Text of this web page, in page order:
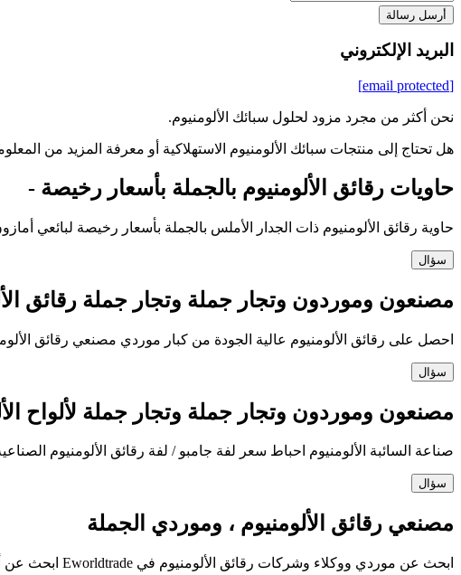
أرسل رسالة
البريد الإلكتروني
[email protected]
نحن أكثر من مجرد مزود لحلول سبائك الألومنيوم.
هل تحتاج إلى منتجات سبائك الألومنيوم الاستهلاكية أو معرفة المزيد من
حاويات رقائق الألومنيوم بالجملة بأسعار رخيصة -
حاوية رقائق الألومنيوم ذات الجدار الأملس بالجملة بأسعار رخيصة لبائعي
سؤال
مصنعون وموردون وتجار جملة وتجار جملة رقائق
احصل على رقائق الألومنيوم عالية الجودة من كبار موردي مصنعي رقائق
سؤال
مصنعون وموردون وتجار جملة وتجار جملة لألواح
صناعة السائبة الألومنيوم احباط سعر لفة جامبو / لفة رقائق الألومنيوم
سؤال
مصنعي رقائق الألومنيوم ، وموردي الجملة
ابحث عن موردي ووكلاء وشركات رقائق الألومنيوم في Eworldtrade ابحث عن أفضل رقائق الألومنيوم